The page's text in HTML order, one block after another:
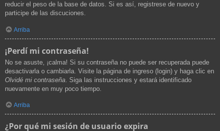
reducir el peso de la base de datos. Si es así, registrese de nuevo y
participe de las discuciones.
Arriba
¡Perdí mi contraseña!
No se asuste, ¡calma! Si su contraseña no puede ser recuperada puede
desactivarla o cambiarla. Visite la página de ingreso (login) y haga clic en
Olvidé mi contraseña . Siga las instrucciones y estará identificado
nuevamente en muy poco tiempo.
Arriba
¿Por qué mi sesión de usuario expira